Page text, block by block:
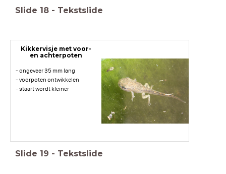
Slide 18 - Tekstslide
Kikkervisje met voor-
en achterpoten
- ongeveer 35 mm lang
- voorpoten ontwikkelen
- staart wordt kleiner
Slide 19 - Tekstslide